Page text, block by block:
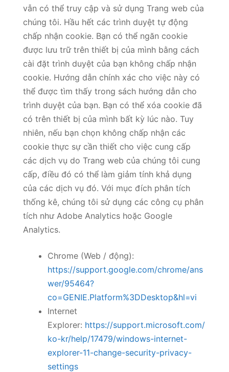
vẫn có thể truy cập và sử dụng Trang web của
chúng tôi. Hầu hết các trình duyệt tự động
chấp nhận cookie. Bạn có thể ngăn cookie
được lưu trữ trên thiết bị của mình bằng cách
cài đặt trình duyệt của bạn không chấp nhận
cookie. Hướng dẫn chính xác cho việc này có
thể được tìm thấy trong sách hướng dẫn cho
trình duyệt của bạn. Bạn có thể xóa cookie đã
có trên thiết bị của mình bất kỳ lúc nào. Tuy
nhiên, nếu bạn chọn không chấp nhận các
cookie thực sự cần thiết cho việc cung cấp
các dịch vụ do Trang web của chúng tôi cung
cấp, điều đó có thể làm giảm tính khả dụng
của các dịch vụ đó. Với mục đích phân tích
thống kê, chúng tôi sử dụng các công cụ phân
tích như Adobe Analytics hoặc Google
Analytics.
Chrome (Web / động):
https://support.google.com/chrome/ans
wer/95464?
co=GENIE.Platform%3DDesktop&hl=vi
Internet
Explorer: https://support.microsoft.com/
ko-kr/help/17479/windows-internet-
explorer-11-change-security-privacy-
settings